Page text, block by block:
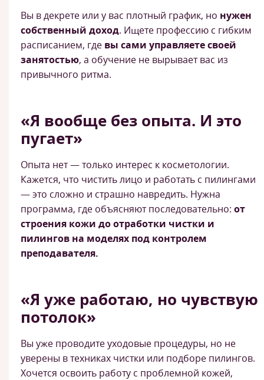
Вы в декрете или у вас плотный график, но нужен
собственный доход. Ищете профессию с гибким
расписанием, где вы сами управляете своей
занятостью, а обучение не вырывает вас из
привычного ритма.
«Я вообще без опыта. И это
пугает»
Опыта нет — только интерес к косметологии.
Кажется, что чистить лицо и работать с пилингами
— это сложно и страшно навредить. Нужна
программа, где объясняют последовательно: от
строения кожи до отработки чистки и
пилингов на моделях под контролем
преподавателя.
«Я уже работаю, но чувствую
потолок»
Вы уже проводите уходовые процедуры, но не
уверены в техниках чистки или подборе пилингов.
Хочется освоить работу с проблемной кожей,